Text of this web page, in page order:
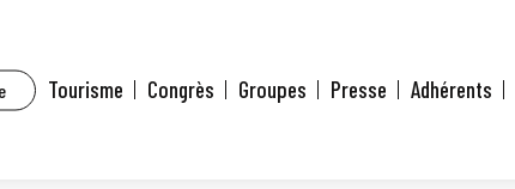
Tourisme Congrès Groupes Presse Adhérents